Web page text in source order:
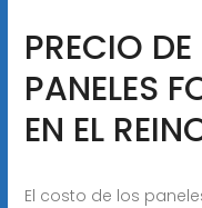
PRECIO
PANELES
EN EL
El costo de los